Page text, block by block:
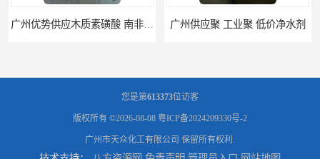
广州优势供应木质素磺酸 南非工业木质素磺酸 广州供应聚 工业聚 低价净水剂
您是第613373位访客
版权所有 ©2026-08-08 粤ICP备2024209330号-2
广州市天众化工有限公司 保留所有权利.